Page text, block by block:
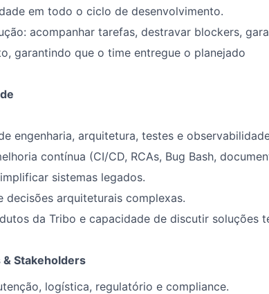
em todo o ciclo de desenvolvimento.
acompanhar tarefas, destravar blockers,
garantindo que o time entregue o planejado
engenharia, arquitetura, testes e
contínua (CI/CD, RCAs, Bug Bash,
sistemas legados.
decisões arquiteturais complexas.
da Tribo e capacidade de discutir soluções
Stakeholders
logística, regulatório e compliance.